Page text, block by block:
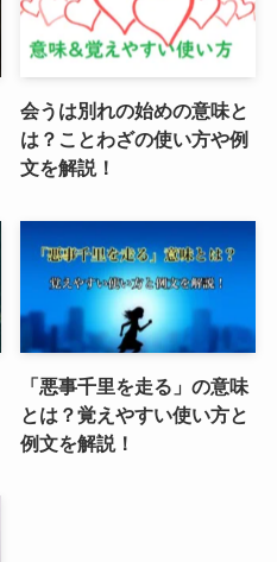
会うは別れの始めの意味と
は？ことわざの使い方や例
文を解説！
「悪事千里を走る」の意味
とは？覚えやすい使い方と
例文を解説！